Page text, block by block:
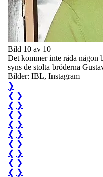
Bild 10 av 10
Det kommer inte råda
syns de stolta bröderna
Bilder: IBL, Instagram
❯
❮ ❯
❮ ❯
❮ ❯
❮ ❯
❮ ❯
❮ ❯
❮ ❯
❮ ❯
❮ ❯